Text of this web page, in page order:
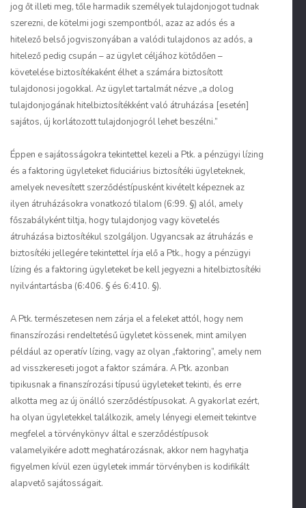
jog őt illeti meg, tőle harmadik személyek tulajdonjogot tudnak
szerezni, de kötelmi jogi szempontból, azaz az adós és a
hitelező belső jogviszonyában a valódi tulajdonos az adós, a
hitelező pedig csupán – az ügylet céljához kötődően –
követelése biztosítékaként élhet a számára biztosított
tulajdonosi jogokkal. Az ügylet tartalmát nézve „a dolog
tulajdonjogának hitelbiztosítékként való átruházása [esetén]
sajátos, új korlátozott tulajdonjogról lehet beszélni.”
Éppen e sajátosságokra tekintettel kezeli a Ptk. a pénzügyi lízing
és a faktoring ügyleteket fiduciárius biztosítéki ügyleteknek,
amelyek nevesített szerződéstípusként kivételt képeznek az
ilyen átruházásokra vonatkozó tilalom (6:99. §) alól, amely
főszabályként tiltja, hogy tulajdonjog vagy követelés
átruházása biztosítékul szolgáljon. Ugyancsak az átruházás e
biztosítéki jellegére tekintettel írja elő a Ptk., hogy a pénzügyi
lízing és a faktoring ügyleteket be kell jegyezni a hitelbiztosítéki
nyilvántartásba (6:406. § és 6:410. §).
A Ptk. természetesen nem zárja el a feleket attól, hogy nem
finanszírozási rendeltetésű ügyletet kössenek, mint amilyen
például az operatív lízing, vagy az olyan „faktoring”, amely nem
ad visszkereseti jogot a faktor számára. A Ptk. azonban
tipikusnak a finanszírozási típusú ügyleteket tekinti, és erre
alkotta meg az új önálló szerződéstípusokat. A gyakorlat ezért,
ha olyan ügyletekkel találkozik, amely lényegi elemeit tekintve
megfelel a törvénykönyv által e szerződéstípusok
valamelyikére adott meghatározásnak, akkor nem hagyhatja
figyelmen kívül ezen ügyletek immár törvényben is kodifikált
alapvető sajátosságait.